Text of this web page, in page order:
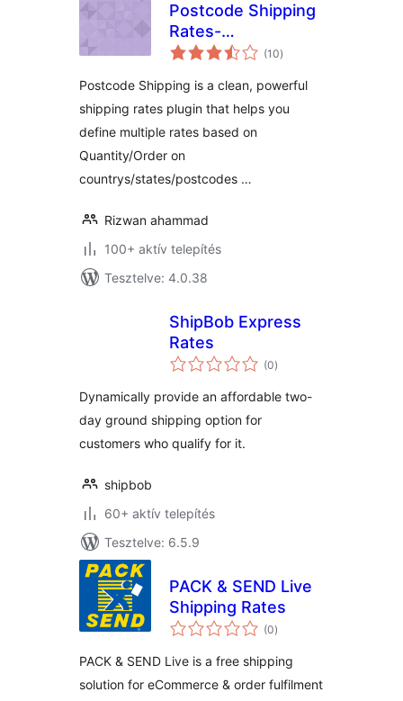
Postcode Shipping
Rates-
WooCommerce
(10értékelés
összesen
)
Postcode Shipping is a clean, powerful
shipping rates plugin that helps you
define multiple rates based on
Quantity/Order on
countrys/states/postcodes …
Rizwan ahammad
100+ aktív telepítés
Tesztelve: 4.0.38
ShipBob Express
Rates
(0értékelés
összesen
)
Dynamically provide an affordable two-
day ground shipping option for
customers who qualify for it.
shipbob
60+ aktív telepítés
Tesztelve: 6.5.9
PACK & SEND Live
Shipping Rates
(0értékelés
összesen
)
PACK & SEND Live is a free shipping
solution for eCommerce & order fulfilment